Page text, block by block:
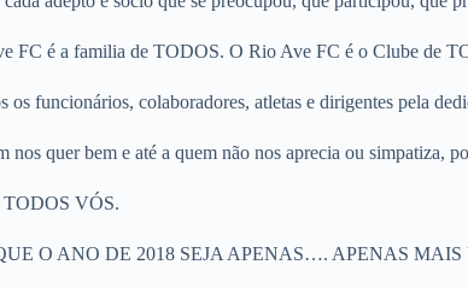
FC é a familia de TODOS. O Rio Ave FC é o Clube de
os funcionários, colaboradores, atletas e dirigentes pela
nos quer bem e até a quem não nos aprecia ou simpatiza,
VÓS.
O ANO DE 2018 SEJA APENAS…. APENAS